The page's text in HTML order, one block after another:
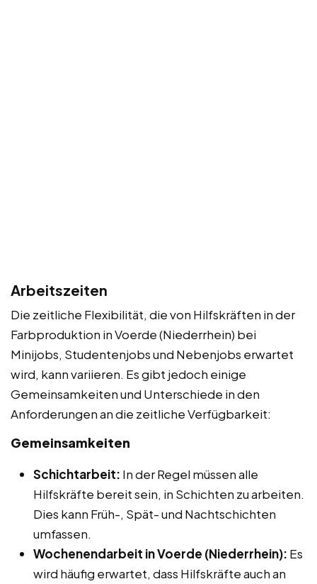
Arbeitszeiten
Die zeitliche Flexibilität, die von Hilfskräften in der
Farbproduktion in Voerde (Niederrhein) bei
Minijobs, Studentenjobs und Nebenjobs erwartet
wird, kann variieren. Es gibt jedoch einige
Gemeinsamkeiten und Unterschiede in den
Anforderungen an die zeitliche Verfügbarkeit:
Gemeinsamkeiten
Schichtarbeit: In der Regel müssen alle
Hilfskräfte bereit sein, in Schichten zu arbeiten.
Dies kann Früh-, Spät- und Nachtschichten
umfassen.
Wochenendarbeit in Voerde (Niederrhein): Es
wird häufig erwartet, dass Hilfskräfte auch an